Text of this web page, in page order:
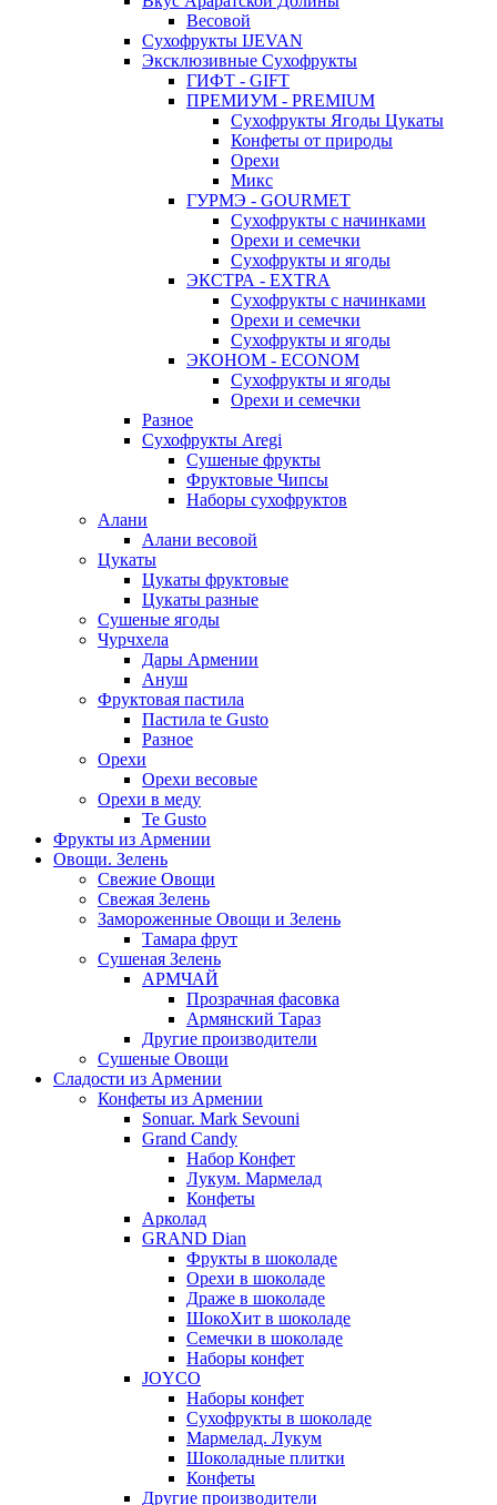
Весовой
Сухофрукты IJEVAN
Эксклюзивные Сухофрукты
ГИФТ - GIFT
ПРЕМИУМ - PREMIUM
Сухофрукты Ягоды Цукаты
Конфеты от природы
Орехи
Микс
ГУРМЭ - GOURMET
Сухофрукты с начинками
Орехи и семечки
Сухофрукты и ягоды
ЭКСТРА - EXTRA
Сухофрукты с начинками
Орехи и семечки
Сухофрукты и ягоды
ЭКОНОМ - ECONOM
Сухофрукты и ягоды
Орехи и семечки
Разное
Сухофрукты Aregi
Сушеные фрукты
Фруктовые Чипсы
Наборы сухофруктов
Алани
Алани весовой
Цукаты
Цукаты фруктовые
Цукаты разные
Сушеные ягоды
Чурчхела
Дары Армении
Ануш
Фруктовая пастила
Пастила te Gusto
Разное
Орехи
Орехи весовые
Орехи в меду
Te Gusto
Фрукты из Армении
Овощи. Зелень
Свежие Овощи
Свежая Зелень
Замороженные Овощи и Зелень
Тамара фрут
Сушеная Зелень
АРМЧАЙ
Прозрачная фасовка
Армянский Тараз
Другие производители
Сушеные Овощи
Сладости из Армении
Конфеты из Армении
Sonuar. Mark Sevouni
Grand Candy
Набор Конфет
Лукум. Мармелад
Конфеты
Арколад
GRAND Dian
Фрукты в шоколаде
Орехи в шоколаде
Драже в шоколаде
ШокоХит в шоколаде
Семечки в шоколаде
Наборы конфет
JOYCO
Наборы конфет
Сухофрукты в шоколаде
Мармелад. Лукум
Шоколадные плитки
Конфеты
Другие производители